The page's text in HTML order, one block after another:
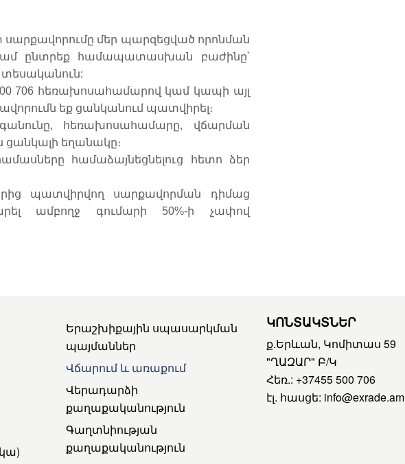
մեր պարզեցված որոնման
ընտրեք համապատասխան բաժինը՝
706 հեռախոսահամարով կամ կապի այլ
եք ցանկանում պատվիրել։
հեռախոսահամարը, վճարման
եղանակը։
համաձայնեցնելուց հետո ձեր
պատվիրվող սարքավորման դիմաց
ամբողջ գումարի 50%-ի չափով
Երաշխիքային սպասարկման
պայմաններ
Վճարում և առաքում
Վերադարձի
քաղաքականություն
Գաղտնիության
քաղաքականություն
ԿՈՆՏԱԿՏՆԵՐ
ք.Երևան, Կոմիտաս 59
"ՂԱԶԱՐ" Բ/Կ
Հեռ.: +37455 500 706
էլ. հասցե: info@exrade.am